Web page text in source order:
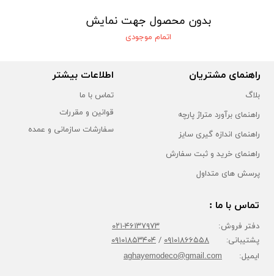
بدون محصول جهت نمایش
اتمام موجودی
راهنمای مشتریان
بلاگ
راهنمای برآورد متراژ پارچه
راهنمای اندازه گیری سایز
راهنمای خرید و ثبت سفارش
پرسش های متداول
اطلاعات بیشتر
تماس با ما
قوانین و مقررات
سفارشات سازمانی و عمده
تماس با ما :
دفتر فروش: ۴۶۱۳۷۹۷۳-۰۲۱
پشتیبانی: ۰۹۱۰۱۸۶۶۵۵۸/۰۹۱۰۱۸۵۳۴۰۴
ایمیل: aghayemodeco@gmail.com